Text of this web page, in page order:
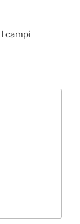
I campi